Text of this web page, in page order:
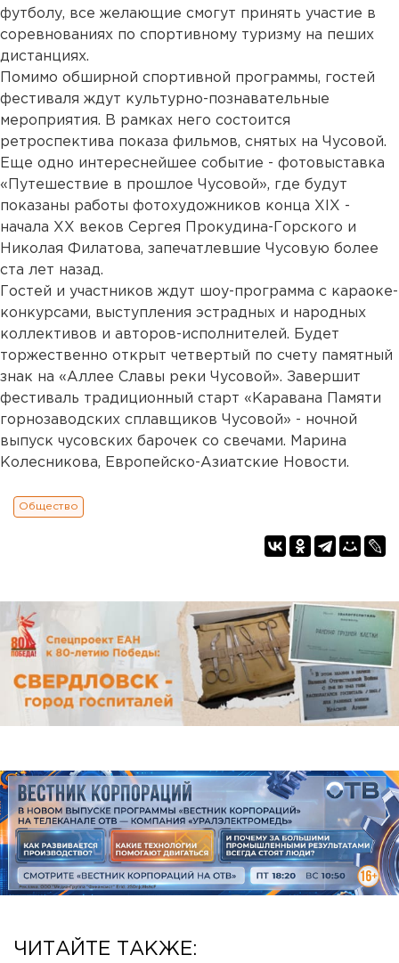
футболу, все желающие смогут принять участие в
соревнованиях по спортивному туризму на пеших
дистанциях.
Помимо обширной спортивной программы, гостей
фестиваля ждут культурно-познавательные
мероприятия. В рамках него состоится
ретроспектива показа фильмов, снятых на Чусовой.
Еще одно интереснейшее событие - фотовыставка
«Путешествие в прошлое Чусовой», где будут
показаны работы фотохудожников конца XIX -
начала XX веков Сергея Прокудина-Горского и
Николая Филатова, запечатлевшие Чусовую более
ста лет назад.
Гостей и участников ждут шоу-программа с караоке-
конкурсами, выступления эстрадных и народных
коллективов и авторов-исполнителей. Будет
торжественно открыт четвертый по счету памятный
знак на «Аллее Славы реки Чусовой». Завершит
фестиваль традиционный старт «Каравана Памяти
горнозаводских сплавщиков Чусовой» - ночной
выпуск чусовских барочек со свечами. Марина
Колесникова, Европейско-Азиатские Новости.
Общество
ЧИТАЙТЕ ТАКЖЕ: